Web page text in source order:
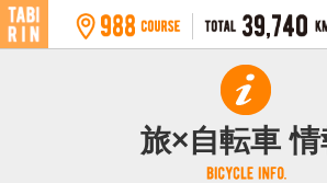
旅×自転車 情